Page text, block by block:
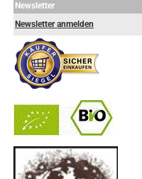
Newsletter
Newsletter anmelden